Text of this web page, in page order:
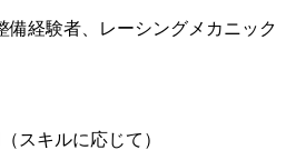
備経験者、レーシングメカニック
スキルに応じて）